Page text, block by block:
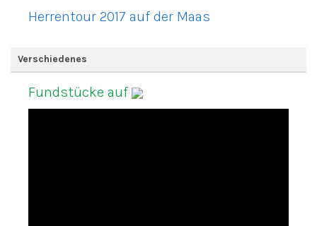
Herrentour 2017 auf der Maas
Verschiedenes
Fundstücke auf